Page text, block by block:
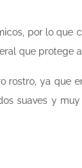
por lo que
que protege
rostro, ya que
suaves y